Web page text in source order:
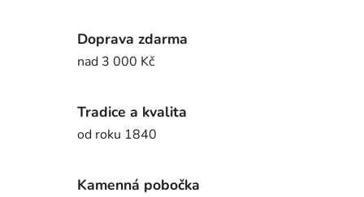
Doprava zdarma
nad 3 000 Kč
Tradice a kvalita
od roku 1840
Kamenná pobočka